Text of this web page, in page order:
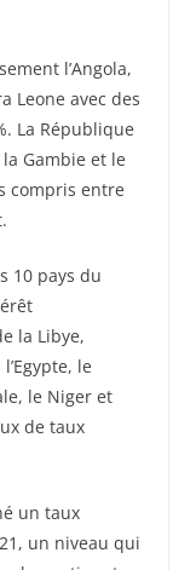
l’Angola,
Leone avec des
La République
Gambie et le
compris entre
10 pays du
la Libye,
le
le Niger et
de taux
un taux
un niveau qui